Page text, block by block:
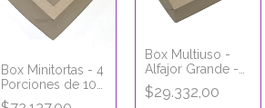
Box Minitortas - 4
Porciones de 10
cm - 22x22x9 cm
Box Multiuso -
Alfajor Grande -
22x17x5,5 cm -
LÍNEA ECO
$29.332,00